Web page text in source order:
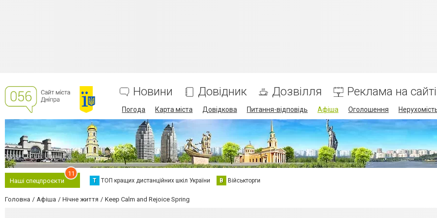
Новини Довідник Дозвілля Реклама на сайті
Погода Карта міста Довідкова Питання-відповідь Афіша Оголошення
Наші спецпроєкти
11
Т ТОП кращих дистанційних шкіл України В Військторги
Головна Афіша Нічне життя Keep Calm and Rejoice Spring